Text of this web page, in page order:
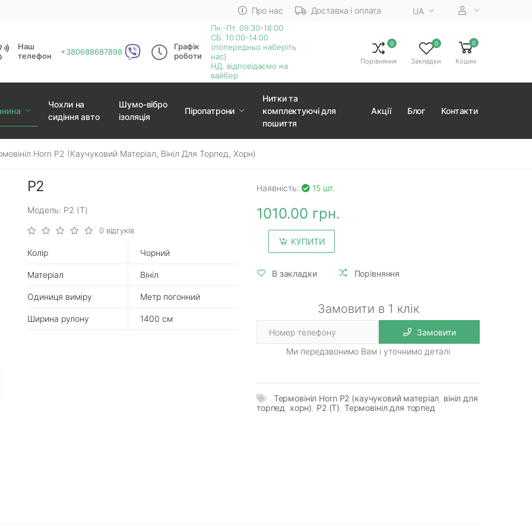
Про нас Доставка і оплата UA
Наш
телефон
+380688687898
Графік
роботи
Пн.-Пт. 09:30-18:00
СБ. 10:00-14:00
(попередньо наберіть
нас)
НД. відповідаємо на
вайбер
0
Порівняння
0
Закладки
0
Кошик
Чохли на
сидіння авто
Шумо-вібро
ізоляція
Піропатрони
Нитки та
комплектуючі для
пошиття
Акції Блог Контакти
Horn P2 (каучуковий Матеріал, Вініл Для Торпед, Хорн)
P2
Модель: P2 (Т)
0 відгуків
Колір Чорний
Матеріал Вініл
Одиниця виміру Метр погонний
Ширина рулону 1400 см
Наявність: 15 шт.
1010.00 грн.
КУПИТИ
В закладки Порівняння
Замовити в 1 клік
Замовити
Ми передзвонимо Вам і уточнимо деталі
Термовініл Horn P2 (каучуковий матеріал вініл для
торпед хорн) P2 (Т) Термовініл для торпед